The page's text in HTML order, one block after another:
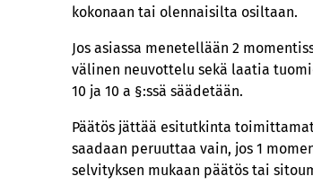
kokonaan tai olennaisilta osiltaan.
Jos asiassa menetellään 2
välinen neuvottelu sekä laatia
10 ja 10 a §:ssä säädetään.
Päätös jättää esitutkinta
saadaan peruuttaa vain, jos 1
selvityksen mukaan päätös tai